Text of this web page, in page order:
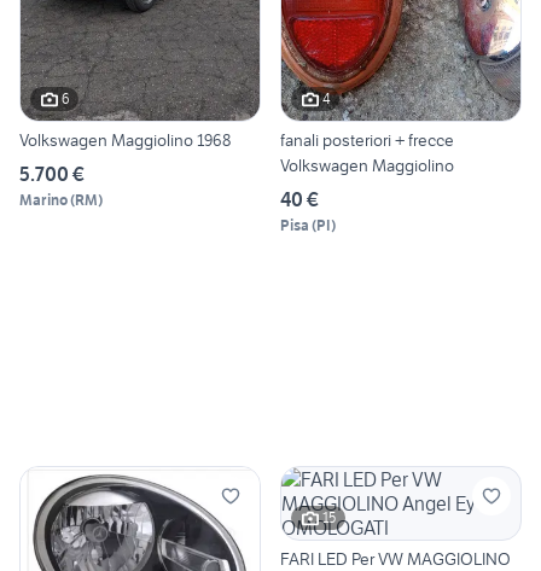
6
Volkswagen Maggiolino 1968
5.700 €
Marino(RM)
4
fanali posteriori + frecce
Volkswagen Maggiolino
40 €
Pisa (PI)
15
FARI LED Per VW MAGGIOLINO